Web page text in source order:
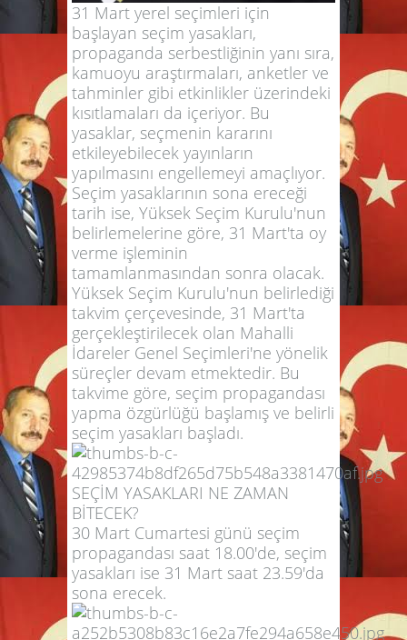
31 Mart yerel seçimleri için
başlayan seçim yasakları,
propaganda serbestliğinin yanı sıra,
kamuoyu araştırmaları, anketler ve
tahminler gibi etkinlikler üzerindeki
kısıtlamaları da içeriyor. Bu
yasaklar, seçmenin kararını
etkileyebilecek yayınların
yapılmasını engellemeyi amaçlıyor.
Seçim yasaklarının sona ereceği
tarih ise, Yüksek Seçim Kurulu'nun
belirlemelerine göre, 31 Mart'ta oy
verme işleminin
tamamlanmasından sonra olacak.
Yüksek Seçim Kurulu'nun belirlediği
takvim çerçevesinde, 31 Mart'ta
gerçekleştirilecek olan Mahalli
İdareler Genel Seçimleri'ne yönelik
süreçler devam etmektedir. Bu
takvime göre, seçim propagandası
yapma özgürlüğü başlamış ve belirli
seçim yasakları başladı.
SEÇİM YASAKLARI NE ZAMAN
BİTECEK?
30 Mart Cumartesi günü seçim
propagandası saat 18.00'de, seçim
yasakları ise 31 Mart saat 23.59'da
sona erecek.